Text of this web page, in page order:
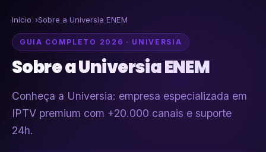
Início Sobre a Universia ENEM
GUIA COMPLETO 2026 · UNIVERSIA
Sobre a Universia ENEM
Conheça a Universia: empresa especializada em
IPTV premium com +20.000 canais e suporte
24h.